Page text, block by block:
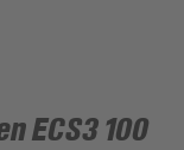
ECS3 100